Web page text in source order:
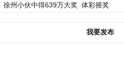
徐州小伙中得639万大奖 体彩摇奖
我要发布